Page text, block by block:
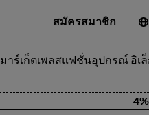
สมัครสมาชิก
มาร์เก็ตเพลสแฟชั่นอุปกรณ์ อิเ
4%